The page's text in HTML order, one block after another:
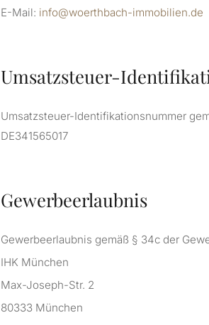
E-Mail: info@woerthbach-immobilien.de
Umsatzsteuer-
Umsatzsteuer-Identifikationsnummer
DE341565017
Gewerbeerlaubnis
Gewerbeerlaubnis gemäß § 34c der
IHK München
Max-Joseph-Str. 2
80333 München